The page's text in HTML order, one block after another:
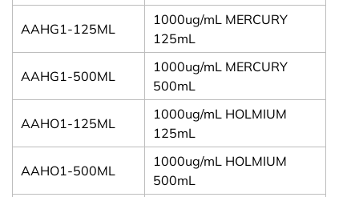
AAHG1-125ML
1000ug/mL MERCURY
125mL
AAHG1-500ML
1000ug/mL MERCURY
500mL
AAHO1-125ML
1000ug/mL HOLMIUM
125mL
AAHO1-500ML
1000ug/mL HOLMIUM
500mL